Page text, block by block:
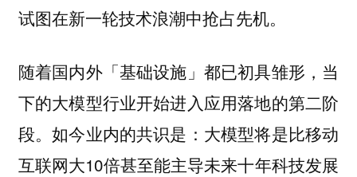
试图在新一轮技术浪潮中抢占先机。
随着国内外「基础设施」都已初具雏形，当
下的大模型行业开始进入应用落地的第二阶
段。如今业内的共识是：大模型将是比移动
互联网大10倍甚至能主导未来十年科技发展